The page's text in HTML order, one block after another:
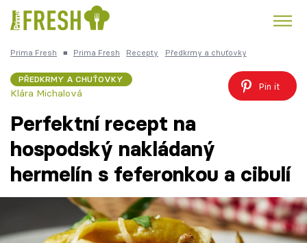
Česká kuchyně
Témata
Prima Fresh ■ Prima Fresh Recepty Předkrmy a chuťovky
PŘEDKRMY A CHUŤOVKY
Klára Michalová
Pin it
Perfektní recept na
hospodský nakládaný
hermelín s feferonkou a cibulí